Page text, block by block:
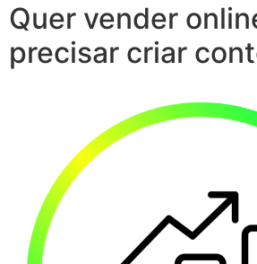
Quer vender
precisar criar